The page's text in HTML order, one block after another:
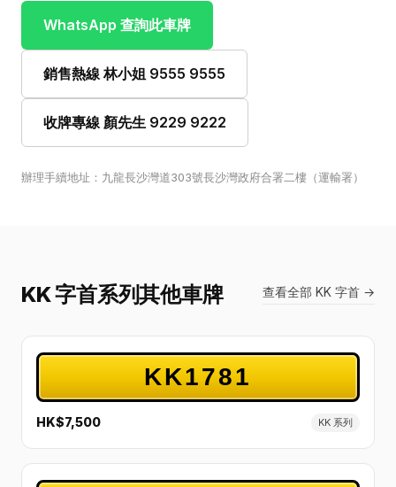
WhatsApp 查詢此車牌
銷售熱線 林小姐 9555 9555
收牌專線 顏先生 9229 9222
辦理手續地址：九龍長沙灣道303號長沙灣政府合署二樓（運輸署）
KK 字首系列其他車牌 查看全部 KK 字首 →
KK1781
HK$7,500 KK 系列